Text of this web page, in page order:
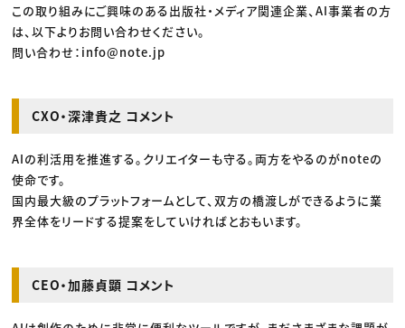
この取り組みにご興味のある出版社・メディア関連企業、AI事業者の方
は、以下よりお問い合わせください。
問い合わせ：info@note.jp
CXO・深津貴之 コメント
AIの利活用を推進する。クリエイターも守る。両方をやるのがnoteの
使命です。
国内最大級のプラットフォームとして、双方の橋渡しができるように業
界全体をリードする提案をしていければとおもいます。
CEO・加藤貞顕 コメント